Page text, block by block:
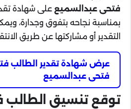
فتحى عبدالسميع على شهادة
بمناسبة نجاحه بتفوق وجدارة،
التقدير أو مشاركتها عن طريق
عرض شهادة تقدير الطالب
فتحى عبدالسميع
توقع تنسيق الطالب